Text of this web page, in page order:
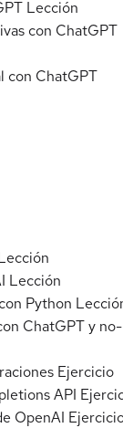
Lección
con ChatGPT
con ChatGPT
Lección
Python
ChatGPT y no-
Ejercicio
API
OpenAI